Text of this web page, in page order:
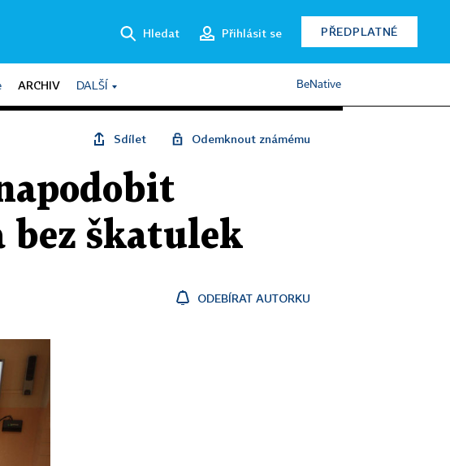
Hledat Přihlásit se PŘEDPLATNÉ
ARCHIV DALŠÍ BeNative
Sdílet Odemknout známému
bez škatulek
ODEBÍRAT AUTORKU